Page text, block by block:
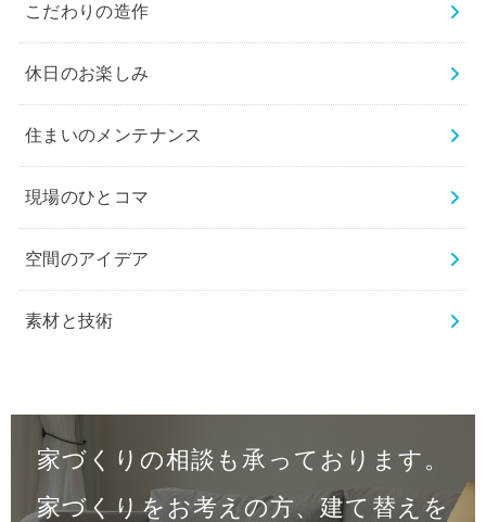
こだわりの造作
休⽇のお楽しみ
住まいのメンテナンス
現場のひとコマ
空間のアイデア
素材と技術
家づくりの相談も承っております。
家づくりをお考えの方、建て替えを